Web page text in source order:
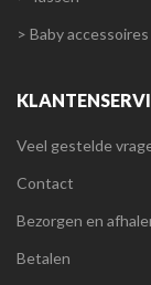
> Baby accessoires
Veel gestelde
Contact
Bezorgen en
Betalen